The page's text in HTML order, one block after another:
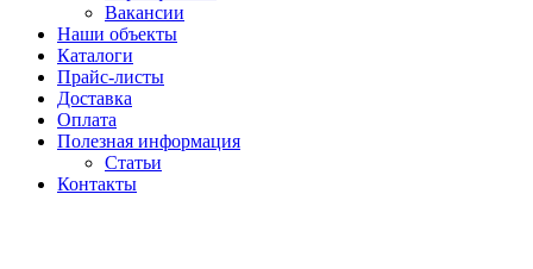
Вакансии
Наши объекты
Каталоги
Прайс-листы
Доставка
Оплата
Полезная информация
Статьи
Контакты